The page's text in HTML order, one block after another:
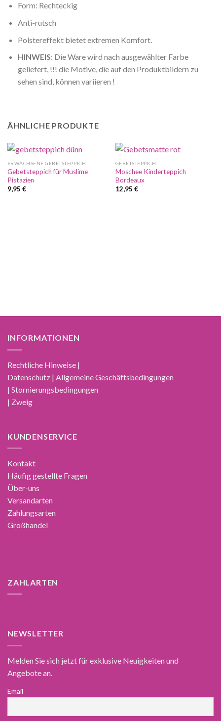
Form: Rechteckig
Anti-rutsch
Polstereffekt bietet extremen Komfort.
HINWEIS: Die Ware wird nach ausgewählter Farbe
geliefert, !!! die Motive, die auf den Produktbildern zu
sehen sind, können variieren !
ÄHNLICHE PRODUKTE
ERWACHSENE GEBETSTEPPICH
Gebetsteppich für Muslime
Pistazien
9,95 €
GEBETSTEPPICH
Moschee Kinderteppich
Bordeaux
12,95 €
INFORMATIONEN
Rechtliche Hinweise |
Datenschutz | Allgemeine Geschäftsbedingungen
| Stornierungsbedingungen
| Zweig
KUNDENSERVICE
Kontakt
Häufig gestellte Fragen
Über-uns
Versandarten
Zahlungsarten
Großhandel
ZAHLARTEN
NEWSLETTER
Melden Sie sich jetzt für exklusive Neuigkeiten und
Angebote an.
Email